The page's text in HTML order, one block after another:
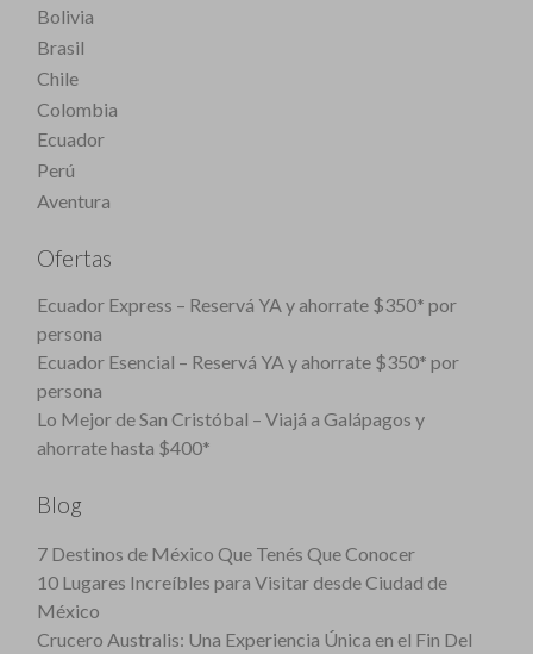
Bolivia
Brasil
Chile
Colombia
Ecuador
Perú
Aventura
Ofertas
Ecuador Express – Reservá YA y ahorrate $350* por
persona
Ecuador Esencial – Reservá YA y ahorrate $350* por
persona
Lo Mejor de San Cristóbal – Viajá a Galápagos y
ahorrate hasta $400*
Blog
7 Destinos de México Que Tenés Que Conocer
10 Lugares Increíbles para Visitar desde Ciudad de
México
Crucero Australis: Una Experiencia Única en el Fin Del